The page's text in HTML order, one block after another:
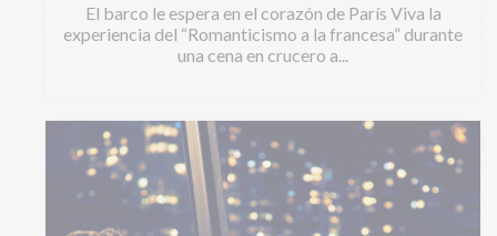
El barco le espera en el corazón de París Viva la
experiencia del “Romanticismo a la francesa” durante
una cena en crucero a...